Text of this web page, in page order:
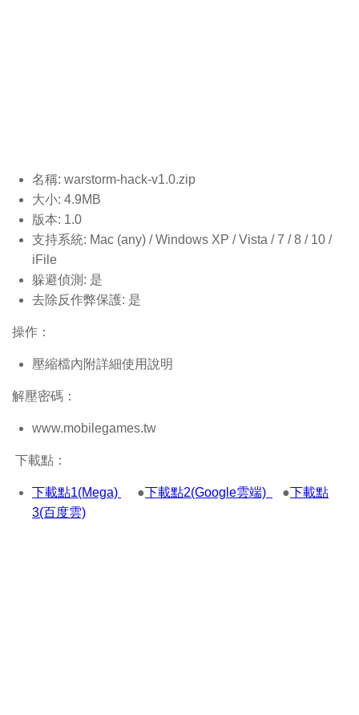
名稱: warstorm-hack-v1.0.zip
大小: 4.9MB
版本: 1.0
支持系統: Mac (any) / Windows XP / Vista / 7 / 8 / 10 /
iFile
躲避偵測: 是
去除反作弊保護: 是
操作：
壓縮檔內附詳細使用說明
解壓密碼：
www.mobilegames.tw
下載點：
下載點1(Mega) ●下載點2(Google雲端) ●下載點
3(百度雲)